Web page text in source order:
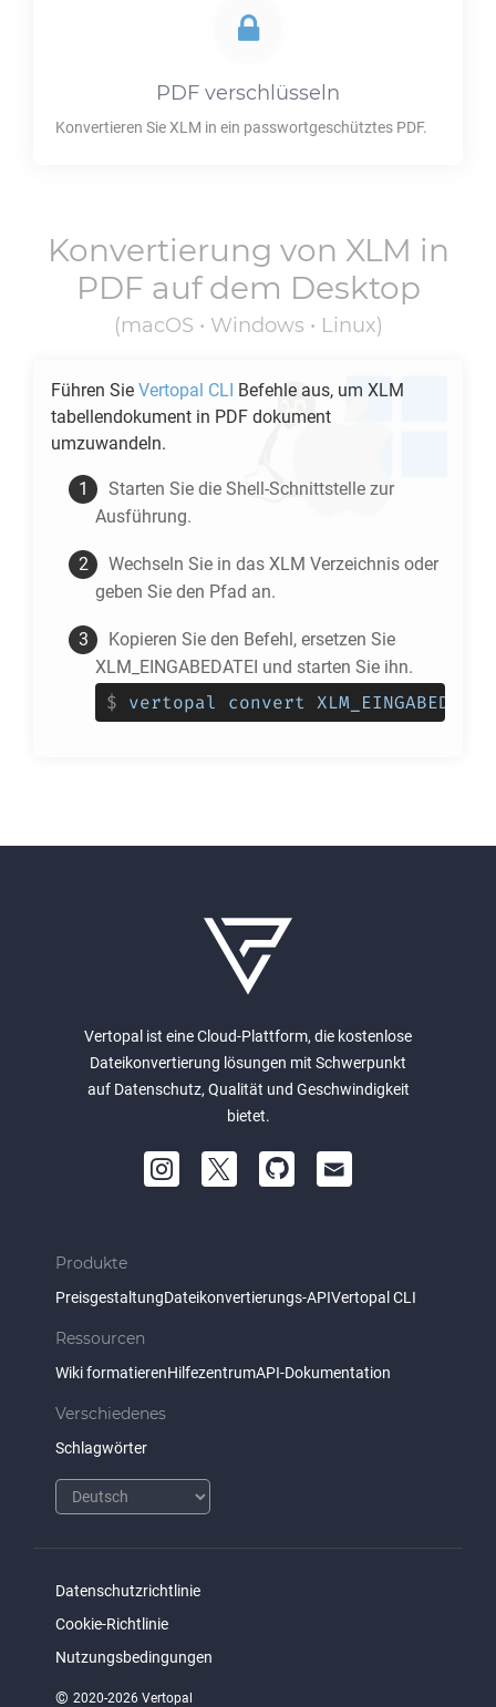
PDF verschlüsseln
Konvertieren SieXLM in ein passwortgeschütztes PDF.
Konvertierung von XLM in
PDF auf dem Desktop
(macOS • Windows • Linux)
Führen Sie Vertopal CLI Befehle aus, um XLM
tabellendokument in PDF dokument
umzuwandeln.
Starten Sie die Shell-Schnittstelle zur
Ausführung.
Wechseln Sie in das XLM Verzeichnis oder
geben Sie den Pfad an.
Kopieren Sie den Befehl, ersetzen Sie
XLM_EINGABEDATEI und starten Sie ihn.
$ vertopal convert
Vertopal ist eine Cloud-Plattform, die kostenlose
Dateikonvertierung lösungen mit Schwerpunkt
auf Datenschutz, Qualität und Geschwindigkeit
bietet.
Produkte
PreisgestaltungDateikonvertierungs-APIVertopal CLI
Ressourcen
Wiki formatierenHilfezentrumAPI-Dokumentation
Verschiedenes
Schlagwörter
Datenschutzrichtlinie
Cookie-Richtlinie
Nutzungsbedingungen
© 2020-2026 Vertopal